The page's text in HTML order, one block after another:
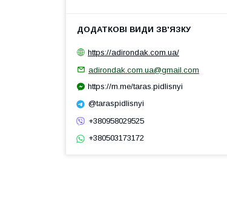
https://adirondak.com.ua/
adirondak.com.ua@gmail.com
https://m.me/taras.pidlisnyi
@taraspidlisnyi
+380958029525
+380503173172